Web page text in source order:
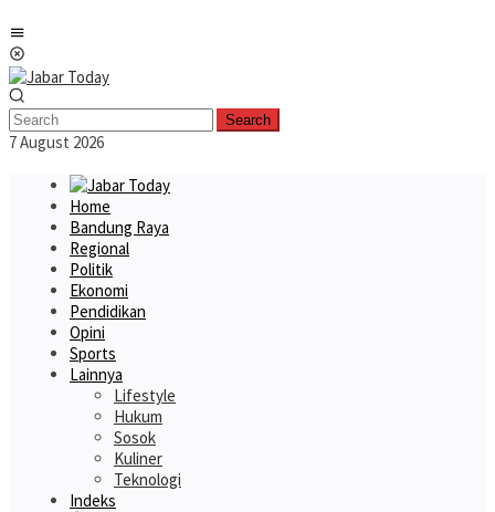
to
content
Search
7 August 2026
Home
Bandung Raya
Regional
Politik
Ekonomi
Pendidikan
Opini
Sports
Lainnya
Lifestyle
Hukum
Sosok
Kuliner
Teknologi
Indeks